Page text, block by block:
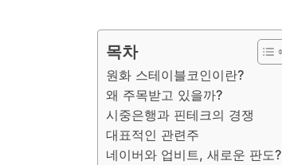
목차
원화 스테이블코인이란?
왜 주목받고 있을까?
시중은행과 핀테크의 경쟁
대표적인 관련주
네이버와 업비트, 새로운 판도?